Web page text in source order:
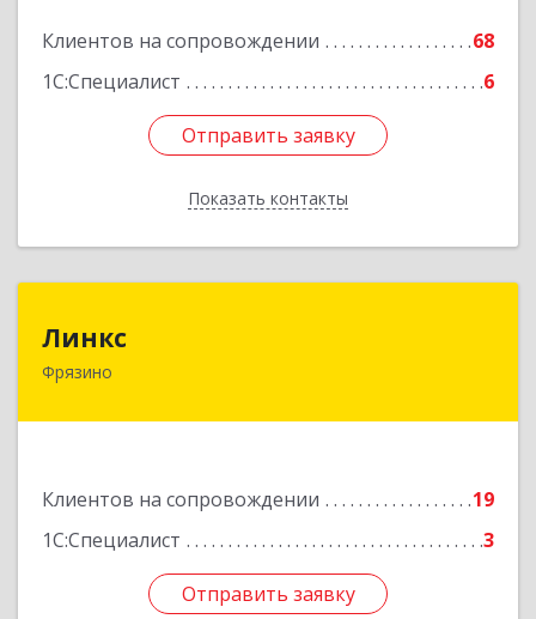
Клиентов на сопровождении
68
1С:Специалист
6
Отправить заявку
Показать контакты
Отправить заявку
Назад
Линкс
Фрязино
Клиентов на сопровождении
19
1С:Специалист
3
Отправить заявку
141190, Московская обл, Фрязино г, Заводской
Отправить заявку